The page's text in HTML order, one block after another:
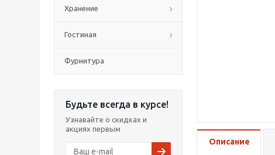
Хранение
Гостиная
Фурнитура
Будьте всегда в курсе!
Узнавайте о скидках и
акциях первым
Описание